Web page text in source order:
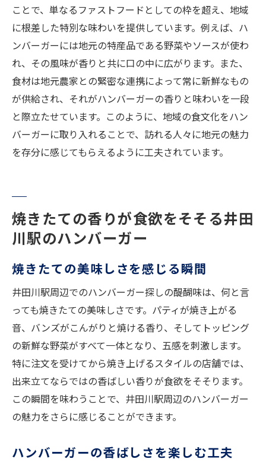
ことで、単なるファストフードとしての枠を超え、地域
に根差した特別な味わいを提供しています。例えば、ハ
ンバーガーには地元の特産品である野菜やソースが使わ
れ、その風味が香りと共に口の中に広がります。また、
食材は地元農家との緊密な連携によって常に新鮮なもの
が供給され、それがハンバーガーの香りと味わいを一段
と際立たせています。このように、地域の食文化をハン
バーガーに取り入れることで、訪れる人々に地元の魅力
を存分に感じてもらえるように工夫されています。
焼きたての香りが食欲をそそる井田
川駅のハンバーガー
焼きたての美味しさを感じる瞬間
井田川駅周辺でのハンバーガー探しの醍醐味は、何と言
っても焼きたての美味しさです。パティが焼き上がる
音、バンズがこんがりと焼ける香り、そしてトッピング
の新鮮な野菜がすべて一体となり、五感を刺激します。
特に注文を受けてから焼き上げるスタイルの店舗では、
出来立てならではの香ばしい香りが食欲をそそります。
この瞬間を味わうことで、井田川駅周辺のハンバーガー
の魅力をさらに感じることができます。
ハンバーガーの香ばしさを楽しむ工夫